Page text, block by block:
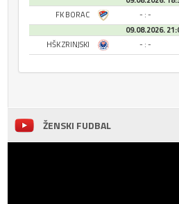
FK BORAC
- : -
09.08.2026.
HŠK ZRINJSKI
- : -
ŽENSKI FUDBAL